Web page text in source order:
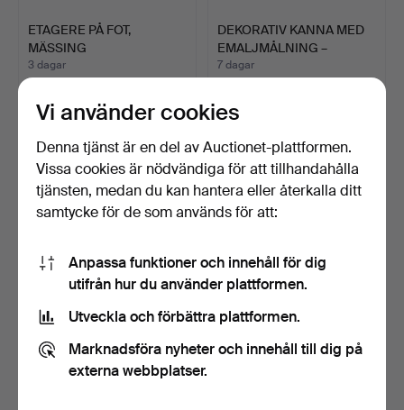
ETAGERE PÅ FOT,
MÄSSING
HANDPOLERAD.
3 dagar
70 USD
DEKORATIV KANNA MED
EMALJMÅLNING –
KOPPAR …
7 dagar
87 USD
FRÅN BMF I MÄSSING.
”EUGEN ZINT” MED
Vi använder cookies
Denna tjänst är en del av Auctionet-plattformen.
Vissa cookies är nödvändiga för att tillhandahålla
tjänsten, medan du kan hantera eller återkalla ditt
samtycke för de som används för att:
Anpassa funktioner och innehåll för dig
utifrån hur du använder plattformen.
Utveckla och förbättra plattformen.
Marknadsföra nyheter och innehåll till dig på
externa webbplatser.